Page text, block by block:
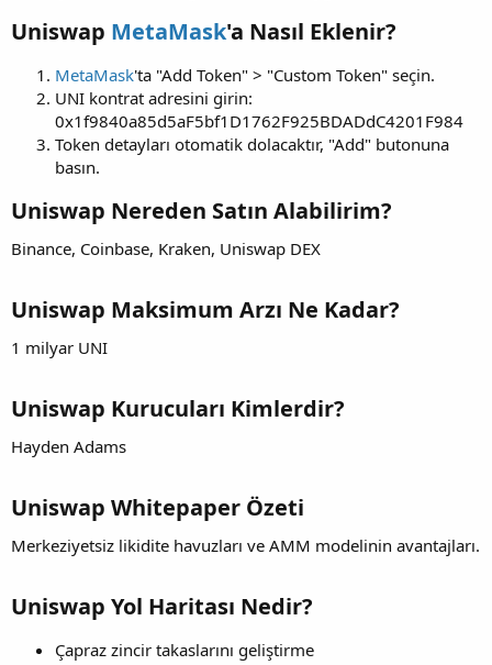
Uniswap MetaMask'a Nasıl Eklenir?
MetaMask'ta "Add Token" > "Custom Token" seçin.
UNI kontrat adresini girin:
0x1f9840a85d5aF5bf1D1762F925BDADdC4201F984
Token detayları otomatik dolacaktır, "Add" butonuna
basın.
Uniswap Nereden Satın Alabilirim?
Binance, Coinbase, Kraken, Uniswap DEX
Uniswap Maksimum Arzı Ne Kadar?
1 milyar UNI
Uniswap Kurucuları Kimlerdir?
Hayden Adams
Uniswap Whitepaper Özeti
Merkeziyetsiz likidite havuzları ve AMM modelinin avantajları.
Uniswap Yol Haritası Nedir?
Çapraz zincir takaslarını geliştirme